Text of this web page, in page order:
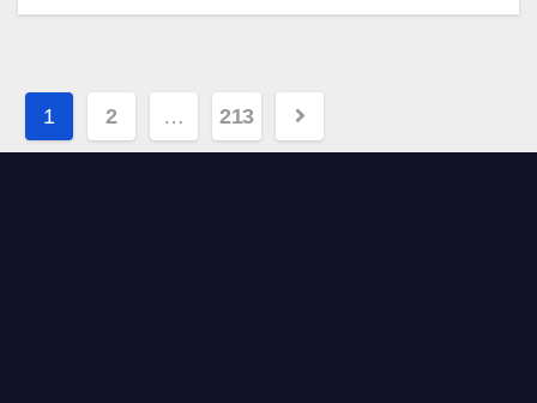
Навигация
по
1 2 … 213